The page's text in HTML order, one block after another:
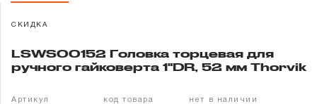
СКИДКА
LSWS00152 Головка торцевая для
ручного гайковерта 1"DR, 52 мм Thorvik
Артикул код товара нет в наличии